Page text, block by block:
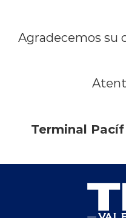
Agradecemos su
Terminal